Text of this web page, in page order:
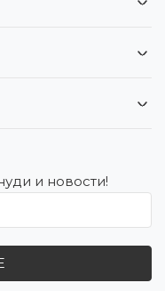
и новости!